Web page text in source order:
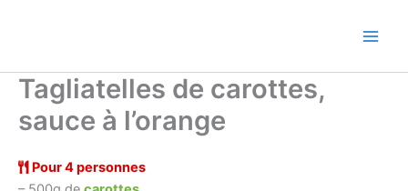
Tagliatelles de carottes,
sauce à l’orange
Pour 4 personnes